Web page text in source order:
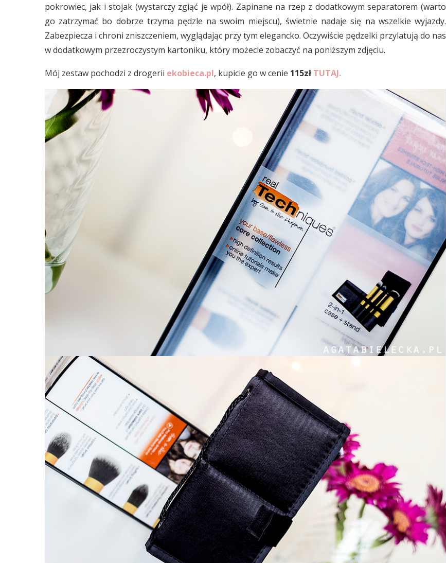
pokrowiec, jak i stojak (wystarczy zgiąć je wpół). Zapinane na rzep z dodatkowym separatorem (warto
go zatrzymać bo dobrze trzyma pędzle na swoim miejscu), świetnie nadaje się na wszelkie wyjazdy.
Zabezpiecza i chroni zniszczeniem, wyglądając przy tym elegancko. Oczywiście pędzelki przylatują do nas
w dodatkowym przezroczystym kartoniku, który możecie zobaczyć na poniższym zdjęciu.
Mój zestaw pochodzi z drogerii ekobieca.pl, kupicie go w cenie 115zł TUTAJ.